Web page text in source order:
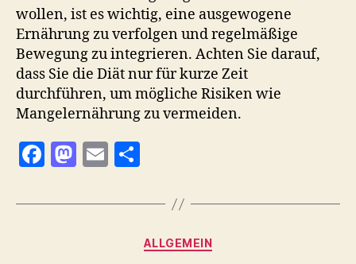
wollen, ist es wichtig, eine ausgewogene
Ernährung zu verfolgen und regelmäßige
Bewegung zu integrieren. Achten Sie darauf,
dass Sie die Diät nur für kurze Zeit
durchführen, um mögliche Risiken wie
Mangelernährung zu vermeiden.
F
c
M
to
E
ai le
n
Kategorien
ALLGEMEIN